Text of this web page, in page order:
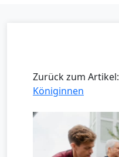
Zurück zum Artikel:
Königinnen